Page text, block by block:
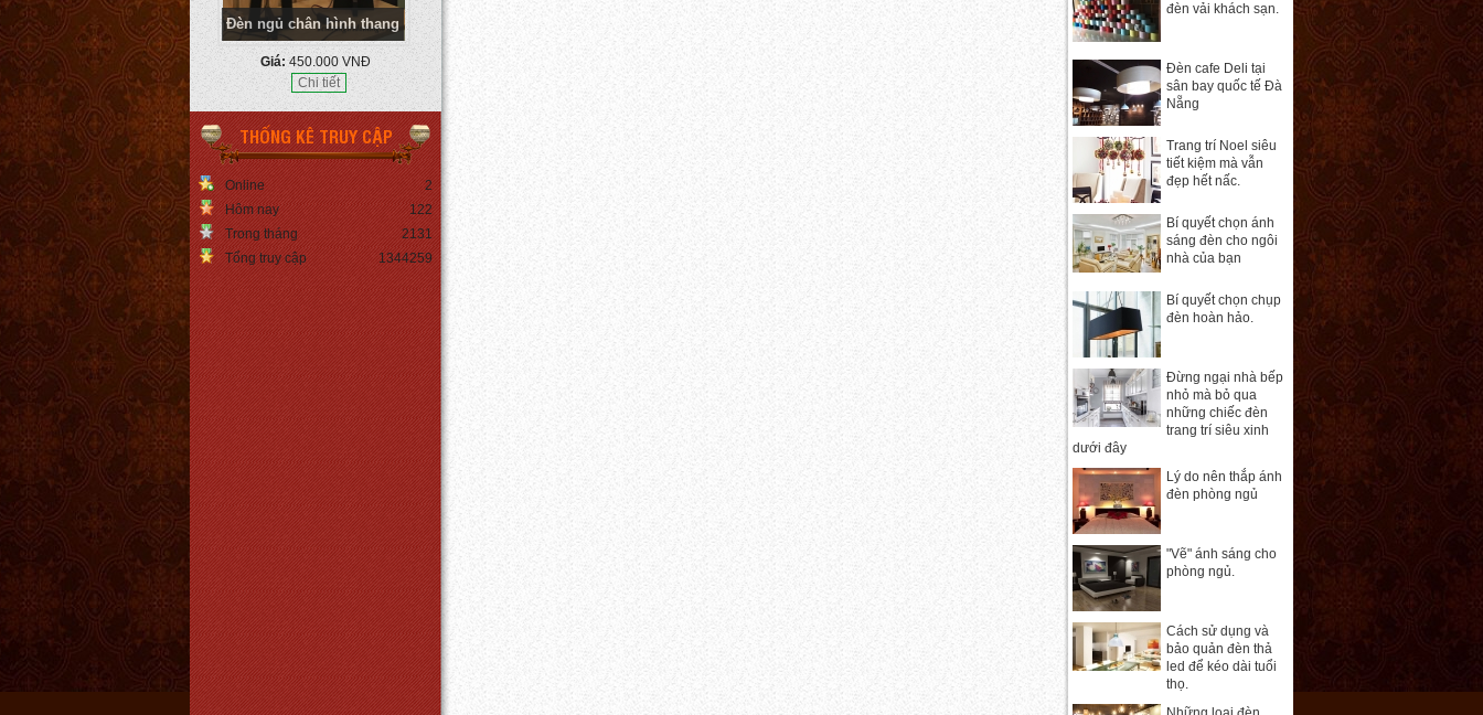
Đèn ngủ chân hình thang
Giá:450.000 VNĐ
Chi tiết
Den led edison ST64
Giá:Liên hệ
Chi tiết
Chụp đèn
Giá:550.000 VNĐ
Chi tiết
THỐNG KÊ TRUY CẬP
Online
2
Hôm nay
122
Trong tháng
2131
Tổng truy cập
1344259
đèn vải khách sạn.
Đèn cafe Deli tại
sân bay quốc tế Đà
Nẵng
Trang trí Noel siêu
tiết kiệm mà vẫn
đẹp hết nấc.
Bí quyết chọn ánh
sáng đèn cho ngôi
nhà của bạn
Bí quyết chọn chụp
đèn hoàn hảo.
Đừng ngại nhà bếp
nhỏ mà bỏ qua
những chiếc đèn
trang trí siêu xinh
dưới đây
Lý do nên thắp ánh
đèn phòng ngủ
"Vẽ" ánh sáng cho
phòng ngủ.
Cách sử dụng và
bảo quản đèn thả
led để kéo dài tuổi
thọ.